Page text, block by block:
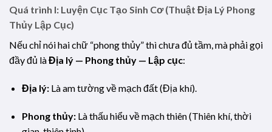
Quá trình I: Luyện Cục Tạo Sinh Cơ (Thuật Địa Lý Phong
Thủy Lập Cục)
Nếu chỉ nói hai chữ “phong thủy” thì chưa đủ tầm, mà phải gọi
đầy đủ làĐịa lý — Phong thủy — Lập cục:
Địa lý:Là am tường về mạch đất (Địa khí).
Phong thủy:Là thấu hiểu về mạch thiên (Thiên khí, thời